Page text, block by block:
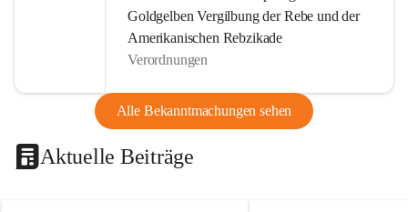
Goldgelben Vergilbung der Rebe und der
Amerikanischen Rebzikade
Verordnungen
Alle Bekanntmachungen sehen
Aktuelle Beiträge